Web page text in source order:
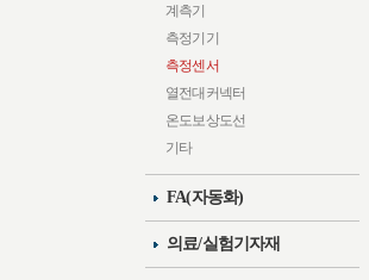
계측기
측정기기
측정센서
열전대커넥터
온도보상도선
기타
FA(자동화)
의료/실험기자재